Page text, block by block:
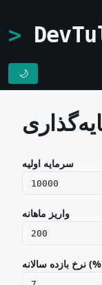
🌙
سرمایه اولیه
واریز ماهانه
سالانه (%)